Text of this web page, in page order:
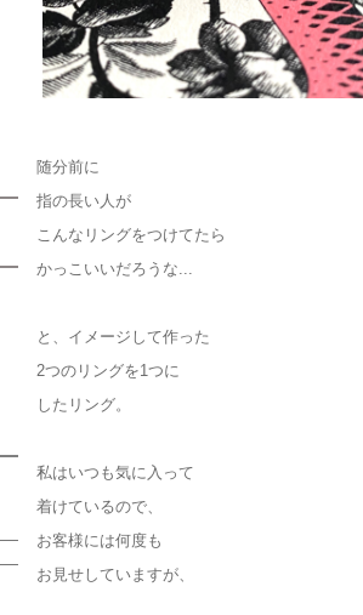
随分前に
指の長い人が
こんなリングをつけてたら
かっこいいだろうな...
と、イメージして作った
2つのリングを1つに
したリング。
私はいつも気に入って
着けているので、
お客様には何度も
お見せしていますが、